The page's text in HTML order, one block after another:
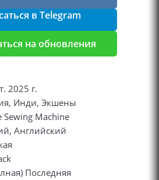
в Telegram
на обновления
2025 г.
Инди, Экшены
Sewing Machine
Английский
Последняя